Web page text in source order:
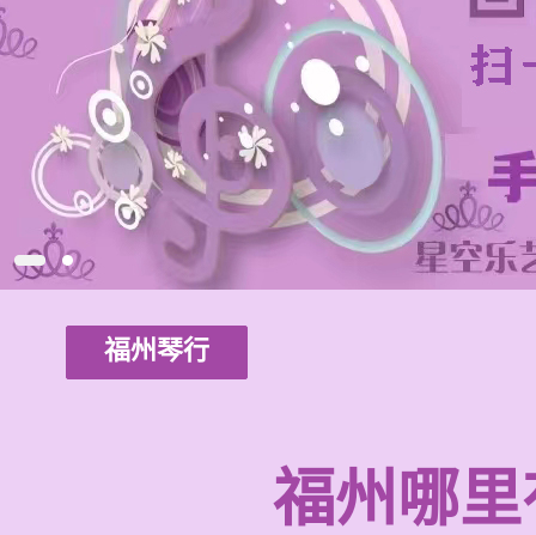
福州琴行
福州哪